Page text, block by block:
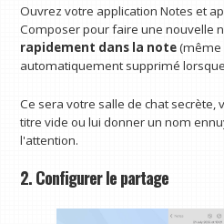
Ouvrez votre application Notes et
Composer pour faire une nouvelle
rapidement dans la note(même
automatiquement supprimé
Ce sera votre salle de chat secrète,
titre vide ou lui donner un nom
l'attention.
2. Configurer le partage